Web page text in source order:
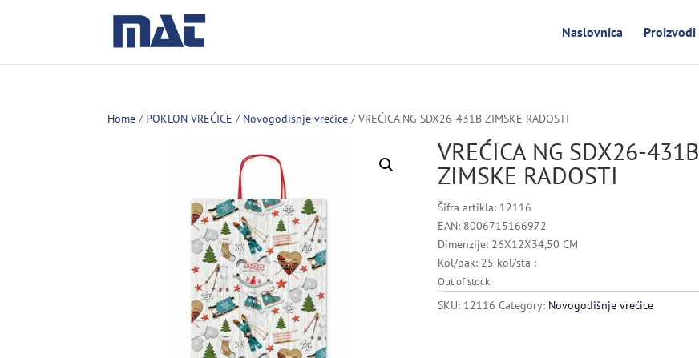
Naslovnica Proizvodi
Home / POKLON VREĆICE / Novogodišnje vrećice / VREĆICA NG SDX26-431B ZIMSKE RADOSTI
VREĆICA NG SDX26-431B
ZIMSKE RADOSTI
Šifra artikla: 12116
EAN: 8006715166972
Dimenzije: 26X12X34,50 CM
Kol/pak: 25 kol/sta :
Out of stock
SKU: 12116 Category: Novogodišnje vrećice